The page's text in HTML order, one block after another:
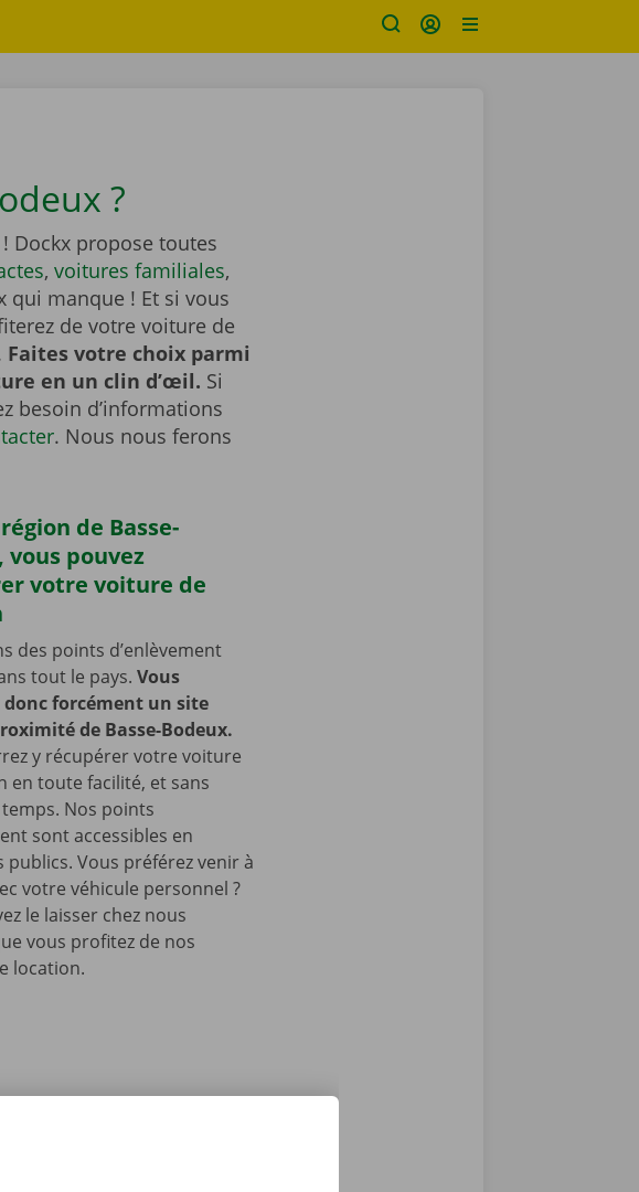
?
Dockx propose toutes
, voitures familiales,
qui manque ! Et si vous
de votre voiture de
Faites votre choix parmi
en un clin d’œil. Si
besoin d’informations
. Nous nous ferons
de Basse-
vous pouvez
votre voiture de
des points d’enlèvement
tout le pays. Vous
forcément un site
de Basse-Bodeux.
y récupérer votre voiture
en toute facilité, et sans
Nos points
sont accessibles en
Vous préférez venir à
votre véhicule personnel ?
le laisser chez nous
vous profitez de nos
location.